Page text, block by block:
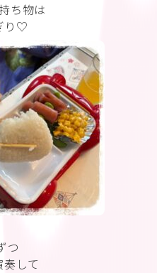
ち物は
り♡
つ
奏して